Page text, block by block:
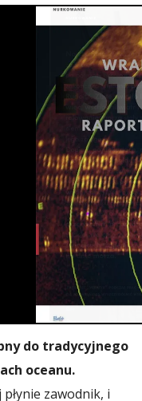
do tradycyjnego
oceanu.
zawodnik, i